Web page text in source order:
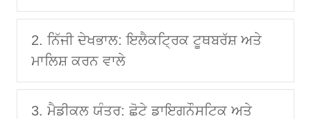
2. ਨਿੱਜੀ ਦੇਖਭਾਲ: ਇਲੈਕਟ੍ਰਿਕ ਟੂਥਬਰੱਸ਼ ਅਤੇ
ਮਾਲਿਸ਼ ਕਰਨ ਵਾਲੇ
3. ਮੈਡੀਕਲ ਯੰਤਰ: ਛੋਟੇ ਡਾਇਗਨੌਸਟਿਕ ਅਤੇ